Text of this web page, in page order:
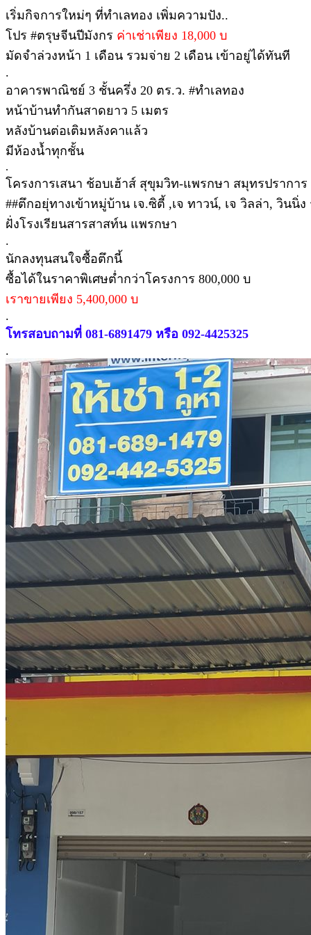
เริ่มกิจการใหม่ๆ ที่ทำเลทอง เพิ่มความปัง..
โปร #ตรุษจีนปีมังกร ค่าเช่าเพียง 18,000 บ
มัดจำล่วงหน้า 1 เดือน รวมจ่าย 2 เดือน เข้าอยู่ได้ทันที
.
อาคารพาณิชย์ 3 ชั้นครึ่ง 20 ตร.ว. #ทำเลทอง
หน้าบ้านทำกันสาดยาว 5 เมตร
หลังบ้านต่อเติมหลังคาแล้ว
มีห้องน้ำทุกชั้น
.
โครงการเสนา ช้อบเฮ้าส์ สุขุมวิท-แพรกษา สมุทรปราการ
##ตึกอยุ่ทางเข้าหมู่บ้าน เจ.ซิตี้ ,เจ ทาวน์, เจ วิลล่า, วินนิ่ง
ฝั่งโรงเรียนสารสาสท์น แพรกษา
.
นักลงทุนสนใจซื้อตึกนี้
ซื้อได้ในราคาพิเศษต่ำกว่าโครงการ 800,000 บ
เราขายเพียง 5,400,000 บ
.
โทรสอบถามที่ 081-6891479 หรือ 092-4425325
.